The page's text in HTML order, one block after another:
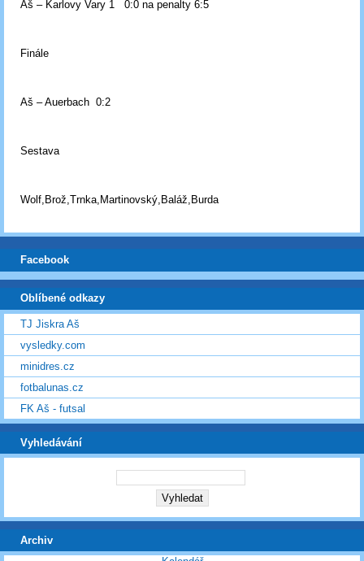
Aš – Karlovy Vary 1 0:0 na penalty 6:5
Finále
Aš – Auerbach 0:2
Sestava
Wolf,Brož,Trnka,Martinovský,Baláž,Burda
Facebook
Oblíbené odkazy
TJ Jiskra Aš
vysledky.com
minidres.cz
fotbalunas.cz
FK Aš - futsal
Vyhledávání
Archiv